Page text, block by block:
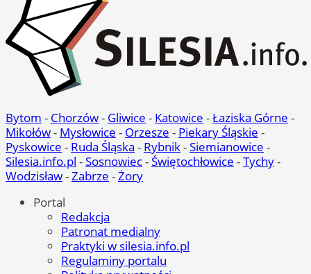
Bytom - Chorzów- Gliwice - Katowice -Łaziska Górne -
Mikołów- Mysłowice - Orzesze - Piekary Śląskie -
Pyskowice - Ruda Śląska - Rybnik-Siemianowice -
Silesia.info.pl -Sosnowiec-Świętochłowice -Tychy-
Wodzisław-Zabrze -Żory
Portal
Redakcja
Patronat medialny
Praktyki w silesia.info.pl
Regulaminy portalu